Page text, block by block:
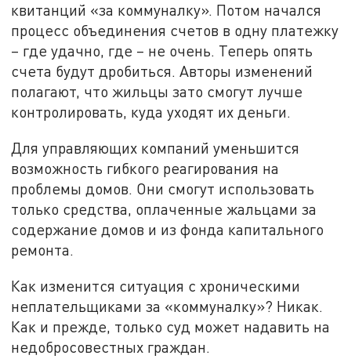
квитанций «за коммуналку». Потом начался
процесс объединения счетов в одну платежку
– где удачно, где – не очень. Теперь опять
счета будут дробиться. Авторы изменений
полагают, что жильцы зато смогут лучше
контролировать, куда уходят их деньги.
Для управляющих компаний уменьшится
возможность гибкого реагирования на
проблемы домов. Они смогут использовать
только средства, оплаченные жальцами за
содержание домов и из фонда капитального
ремонта.
Как изменится ситуация с хроническими
неплательщиками за «коммуналку»? Никак.
Как и прежде, только суд может надавить на
недобросовестных граждан.